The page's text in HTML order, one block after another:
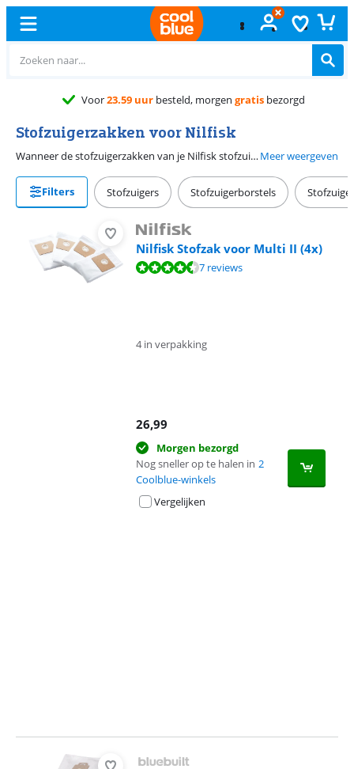
Stofzuigerzakken voor Nilfisk
Wanneer de stofzuigerzakken van je Nilfisk stofzuiger vol raken, moet je ze op tijd vervangen om de zuigkracht te behouden. Vervangen is eenvoudig. Op deze pagina vind je de Nilfisk stofzuigerzakken voor jouw stofzuiger.Meer weergeven
Filters Stofzuigers Stofzuigerborstels
Nilfisk Stofzak voor Multi II (4x)
Beoordeling is 9,1 van de 10, gebaseerd op 7 reviews.
7 reviews
4 in verpakking
26,99
Morgen bezorgd
Nog sneller op te halen in 2
Coolblue-winkels
Vergelijken